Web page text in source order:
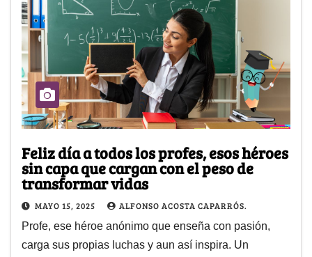
Feliz día a todos los profes, esos héroes
sin capa que cargan con el peso de
transformar vidas
MAYO 15, 2025 ALFONSO ACOSTA CAPARRÓS.
Profe, ese héroe anónimo que enseña con pasión,
carga sus propias luchas y aun así inspira. Un